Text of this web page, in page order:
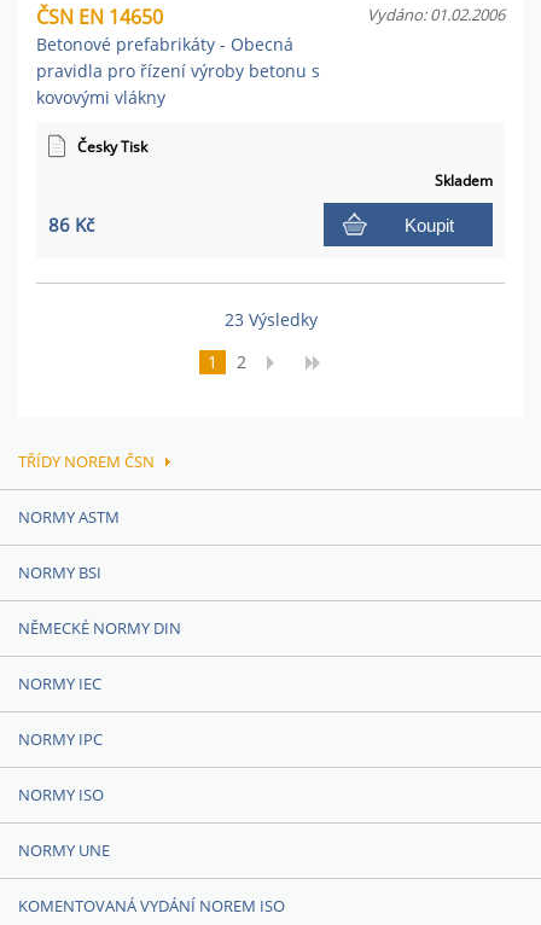
ČSN EN 14650
Betonové prefabrikáty - Obecná
pravidla pro řízení výroby betonu s
kovovými vlákny
Vydáno: 01.02.2006
Česky Tisk
Skladem
86 Kč Koupit
23 Výsledky
1
2
TŘÍDY NOREM ČSN
NORMY ASTM
NORMY BSI
NĚMECKÉ NORMY DIN
NORMY IEC
NORMY IPC
NORMY ISO
NORMY UNE
KOMENTOVANÁ VYDÁNÍ NOREM ISO